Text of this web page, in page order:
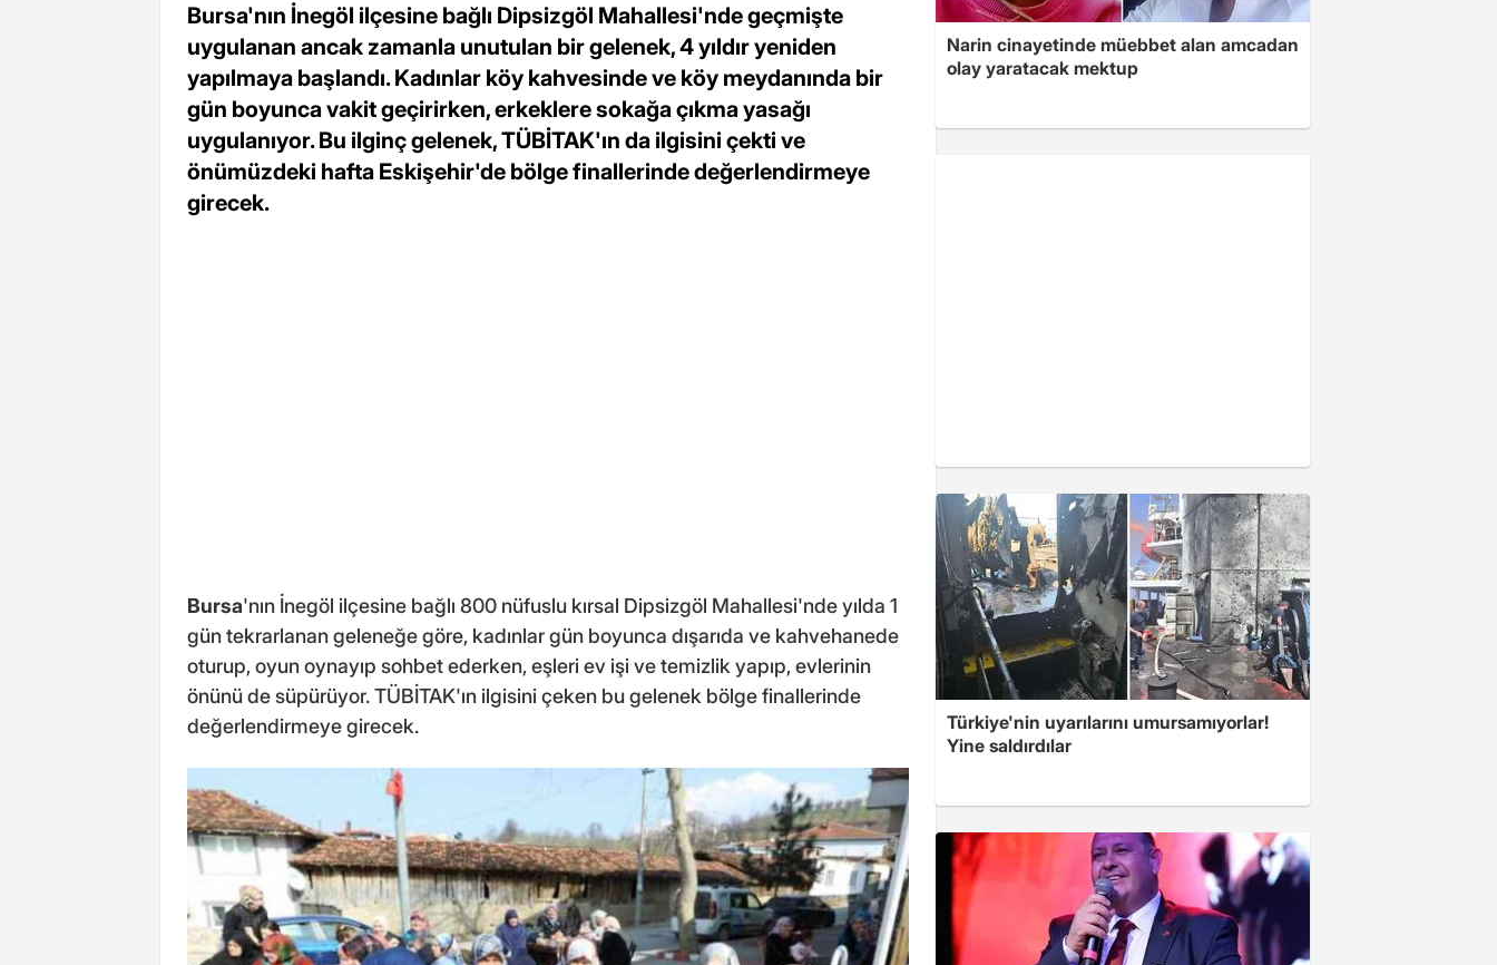
Bursa'nın İnegöl ilçesine bağlı Dipsizgöl Mahallesi'nde geçmişte
uygulanan ancak zamanla unutulan bir gelenek, 4 yıldır yeniden
yapılmaya başlandı. Kadınlar köy kahvesinde ve köy meydanında bir
gün boyunca vakit geçirirken, erkeklere sokağa çıkma yasağı
uygulanıyor. Bu ilginç gelenek, TÜBİTAK'ın da ilgisini çekti ve
önümüzdeki hafta Eskişehir'de bölge finallerinde değerlendirmeye
girecek.
Bursa'nın İnegöl ilçesine bağlı 800 nüfuslu kırsal Dipsizgöl Mahallesi'nde yılda 1
gün tekrarlanan geleneğe göre, kadınlar gün boyunca dışarıda ve kahvehanede
oturup, oyun oynayıp sohbet ederken, eşleri ev işi ve temizlik yapıp, evlerinin
önünü de süpürüyor. TÜBİTAK'ın ilgisini çeken bu gelenek bölge finallerinde
değerlendirmeye girecek.
Narin cinayetinde müebbet alan amcadan
olay yaratacak mektup
Türkiye'nin uyarılarını umursamıyorlar!
Yine saldırdılar